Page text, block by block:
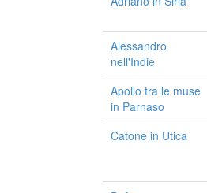
Alessandro
nell'Indie
Apollo tra le muse
in Parnaso
Catone in Utica